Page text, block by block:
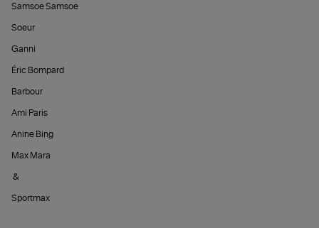
Samsoe Samsoe
Soeur
Ganni
Éric Bompard
Barbour
Ami Paris
Anine Bing
Max Mara
&
Sportmax